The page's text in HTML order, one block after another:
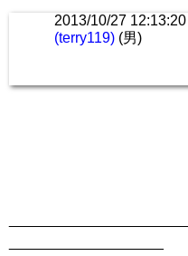
2013/10/27 12:13:20
(terry119) (男)